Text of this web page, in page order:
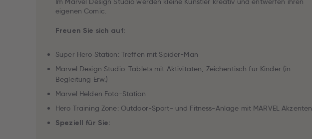
eigenen Comic.
Freuen Sie sich auf:
Super Hero Station: Treffen mit Spider-Man
Marvel Design Studio: Tablets mit Aktivitäten, Zeichentisch für Kinder (in
Begleitung Erw.)
Marvel Helden Foto-Station
Hero Training Zone: Outdoor-Sport- und Fitness-Anlage mit MARVEL Akzenten
Speziell für Sie: